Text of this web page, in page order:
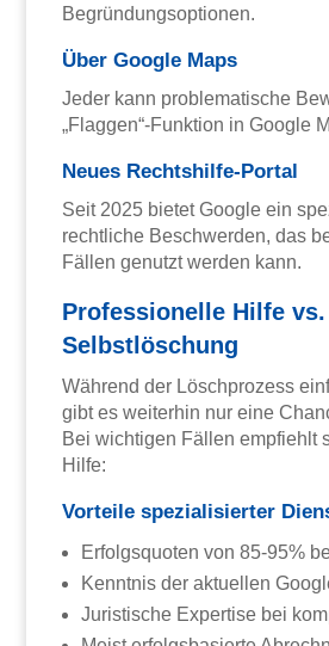
Begründungsoptionen.
Über Google Maps
Jeder kann problematische
„Flaggen“-Funktion in Google
Neues Rechtshilfe-Portal
Seit 2025 bietet Google ein
rechtliche Beschwerden, das
Fällen genutzt werden kann.
Professionelle Hilfe vs.
Selbstlöschung
Während der Löschprozess
gibt es weiterhin nur eine
Bei wichtigen Fällen empfiehlt
Hilfe:
Vorteile spezialisierter
Erfolgsquoten von 85-95%
Kenntnis der aktuellen
Juristische Expertise bei